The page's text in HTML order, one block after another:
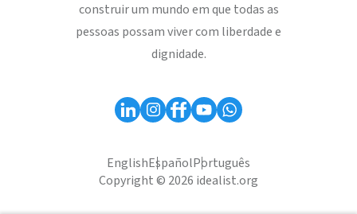
construir um mundo em que todas as
pessoas possam viver com liberdade e
dignidade.
EnglishEspañolPortuguês
Copyright © 2026 idealist.org